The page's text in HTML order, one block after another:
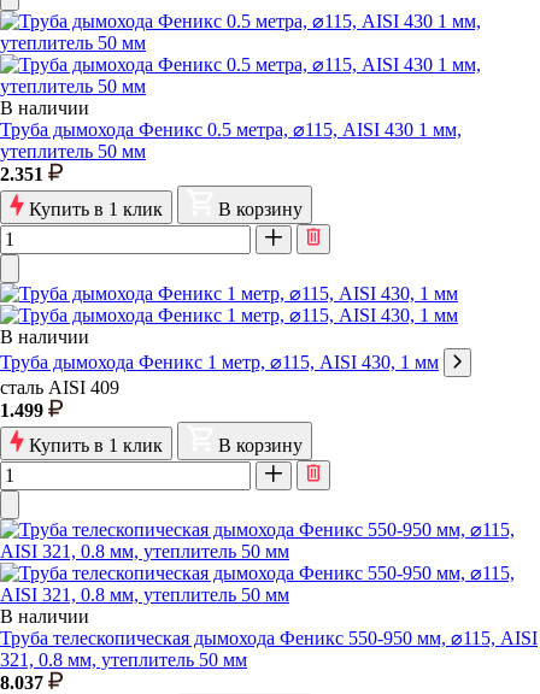
В наличии
Труба дымохода Феникс 0.5 метра, ⌀115, AISI 430 1 мм,
утеплитель 50 мм
2.351
Купить в 1 клик
В корзину
В наличии
Труба дымохода Феникс 1 метр, ⌀115, AISI 430, 1 мм
сталь AISI 409
1.499
Купить в 1 клик
В корзину
В наличии
Труба телескопическая дымохода Феникс 550-950 мм, ⌀115, AISI
321, 0.8 мм, утеплитель 50 мм
8.037